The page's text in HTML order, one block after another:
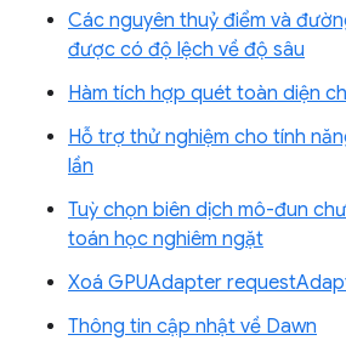
Các nguyên thuỷ điểm và
được có độ lệch về độ sâu
Hàm tích hợp quét toàn diện
Hỗ trợ thử nghiệm cho tính
lần
Tuỳ chọn biên dịch mô-đun
toán học nghiêm ngặt
Xoá GPUAdapter
Thông tin cập nhật về Dawn